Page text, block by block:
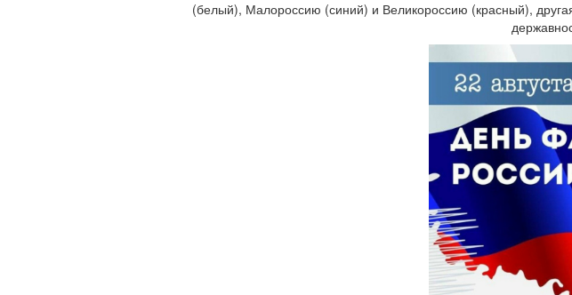
(белый), Малороссию (синий) и Великороссию (красный),